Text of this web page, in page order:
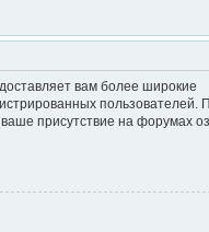
вам более широкие
пользователей.
присутствие на форумах